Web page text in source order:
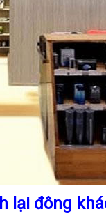
lại đông